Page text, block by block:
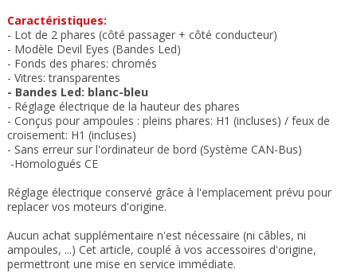
Caractéristiques:
- Lot de 2 phares (côté passager + côté conducteur)
- Modèle Devil Eyes (Bandes Led)
- Fonds des phares: chromés
- Vitres: transparentes
- Bandes Led: blanc-bleu
- Réglage électrique de la hauteur des phares
- Conçus pour ampoules : pleins phares: H1 (incluses) / feux de
croisement: H1 (incluses)
- Sans erreur sur l'ordinateur de bord (Système CAN-Bus)
-Homologués CE
Réglage électrique conservé grâce à l'emplacement prévu pour
replacer vos moteurs d'origine.
Aucun achat supplémentaire n'est nécessaire (ni câbles, ni
ampoules, ...) Cet article, couplé à vos accessoires d'origine,
permettront une mise en service immédiate.